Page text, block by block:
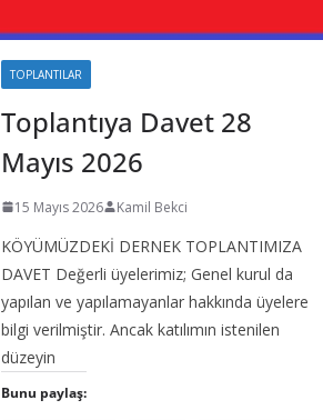
TOPLANTILAR
Toplantıya Davet 28
Mayıs 2026
15 Mayıs 2026 Kamil Bekci
KÖYÜMÜZDEKİ DERNEK TOPLANTIMIZA
DAVET Değerli üyelerimiz; Genel kurul da
yapılan ve yapılamayanlar hakkında üyelere
bilgi verilmiştir. Ancak katılımın istenilen
düzeyin
Bunu paylaş: